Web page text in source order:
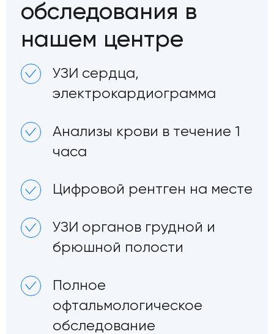
обследования в
нашем центре
УЗИ сердца,
электрокардиограмма
Анализы крови в течение 1
часа
Цифровой рентген на месте
УЗИ органов грудной и
брюшной полости
Полное
офтальмологическое
обследование